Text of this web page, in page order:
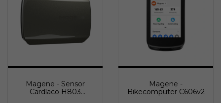
Magene - Sensor
Cardíaco H803
Magene -
Bikecomputer C606v2